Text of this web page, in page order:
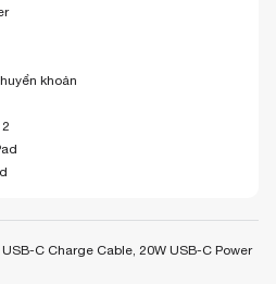
khoản
C Charge Cable, 20W USB-C Power